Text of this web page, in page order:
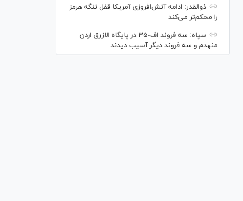
ذوالقدر: ادامه آتش‌افروزی آمریکا قفل تنگه هرمز
را محکم‌تر می‌کند
سپاه: سه فروند اف-۳۵ در پایگاه الازرق اردن
منهدم و سه فروند دیگر آسیب دیدند